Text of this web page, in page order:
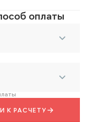
оплаты
К РАСЧЕТУ